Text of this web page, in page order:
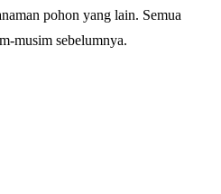
pohon yang lain. Semua
musim sebelumnya.